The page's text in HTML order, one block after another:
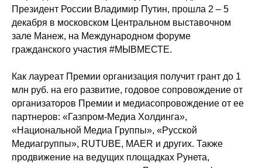
Президент России Владимир Путин, прошла 2 – 5
декабря в московском Центральном выставочном
зале Манеж, на Международном форуме
гражданского участия #МЫВМЕСТЕ.
Как лауреат Премии организация получит грант до 1
млн руб. на его развитие, годовое сопровождение от
организаторов Премии и медиасопровождение от ее
партнеров: «Газпром-Медиа Холдинга»,
«Национальной Медиа Группы», «Русской
Медиагруппы», RUTUBE, MAER и других. Также
продвижение на ведущих площадках Рунета,